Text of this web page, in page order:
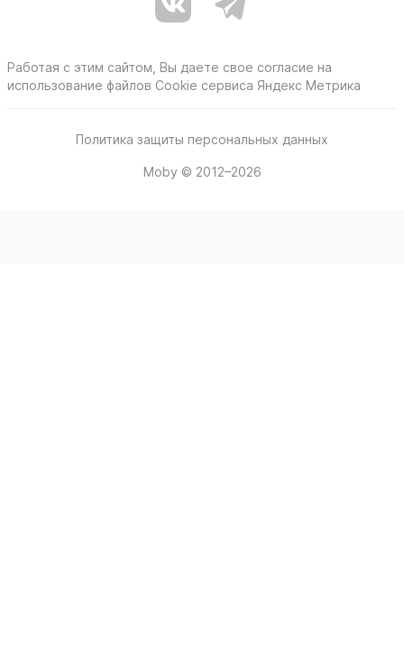
Работая с этим сайтом, Вы даете свое согласие на
использование файлов Cookie сервиса Яндекс Метрика
Политика защиты персональных данных
Moby © 2012–2026